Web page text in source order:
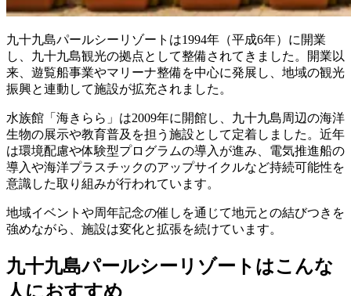
九十九島パールシーリゾートは1994年（平成6年）に開業
し、九十九島観光の拠点として整備されてきました。開業以
来、遊覧船事業やマリーナ整備を中心に発展し、地域の観光
振興と連動して施設が拡充されました。
水族館「海きらら」は2009年に開館し、九十九島周辺の海洋
生物の展示や教育普及を担う施設として定着しました。近年
は環境配慮や体験型プログラムの導入が進み、電気推進船の
導入や海洋プラスチックのアップサイクルなど持続可能性を
意識した取り組みが行われています。
地域イベントや周年記念の催しを通じて地元との結びつきを
強めながら、施設は変化と拡張を続けています。
九十九島パールシーリゾートはこんな
人におすすめ